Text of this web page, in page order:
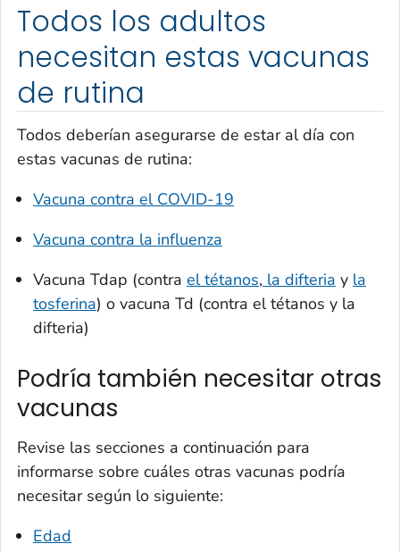
Todos los adultos
necesitan estas vacunas
de rutina
Todos deberían asegurarse de estar al día con
estas vacunas de rutina:
Vacuna contra el COVID-19
Vacuna contra la influenza
Vacuna Tdap (contra el tétanos, la difteria y la
tosferina) o vacuna Td (contra el tétanos y la
difteria)
Podría también necesitar otras
vacunas
Revise las secciones a continuación para
informarse sobre cuáles otras vacunas podría
necesitar según lo siguiente:
Edad